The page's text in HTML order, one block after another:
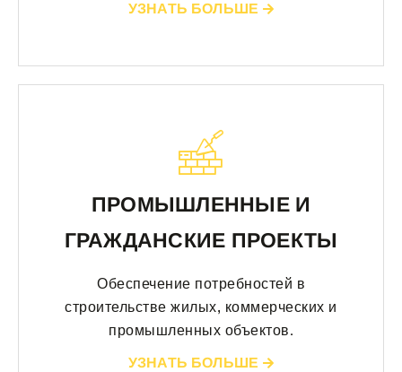
УЗНАТЬ БОЛЬШЕ
ПРОМЫШЛЕННЫЕ И
ГРАЖДАНСКИЕ ПРОЕКТЫ
Обеспечение потребностей в
строительстве жилых, коммерческих и
промышленных объектов.
УЗНАТЬ БОЛЬШЕ